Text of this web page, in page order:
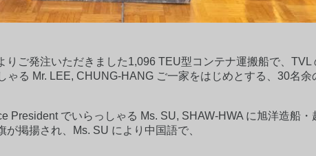
りご発注いただきました1,096 TEU型コンテナ運搬船で、
ゃる Mr. LEE, CHUNG-HANG ご一家をはじめとする、30名
President でいらっしゃる Ms. SU, SHAW-HWA に旭洋造船
掲揚され、Ms. SU により中国語で、